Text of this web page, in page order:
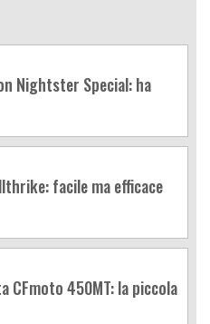
Nightster Special: ha
facile ma efficace
CFmoto 450MT: la piccola